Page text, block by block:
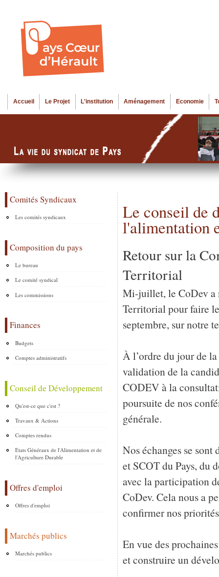
Menu principal
Accueil Le Projet L'institution Aménagement Economie
Comités Syndicaux
Les comités syndicaux
Composition du pays
Le bureau
Le comité syndical
Les commissions
Finances
Budgets
Comptes administratifs
Conseil de Développement
Qu'est-ce que c'est ?
Travaux & Actions
Comptes rendus
Etats Généraux de l'Alimentation et de
l'Agriculture Durable
Offres d'emploi
Offres d'emploi
Marchés publics
Marchés publics
Le conseil de
l'alimentation
Retour sur la
Territorial
Mi-juillet, le CoDev a
Territorial pour faire
septembre, sur notre
À l’ordre du jour de
validation de la
CODEV à la
poursuite de nos
générale.
Nos échanges se
et SCOT du Pays, du
avec la participation
CoDev. Cela nous a
confirmer nos
En vue des
et construire un